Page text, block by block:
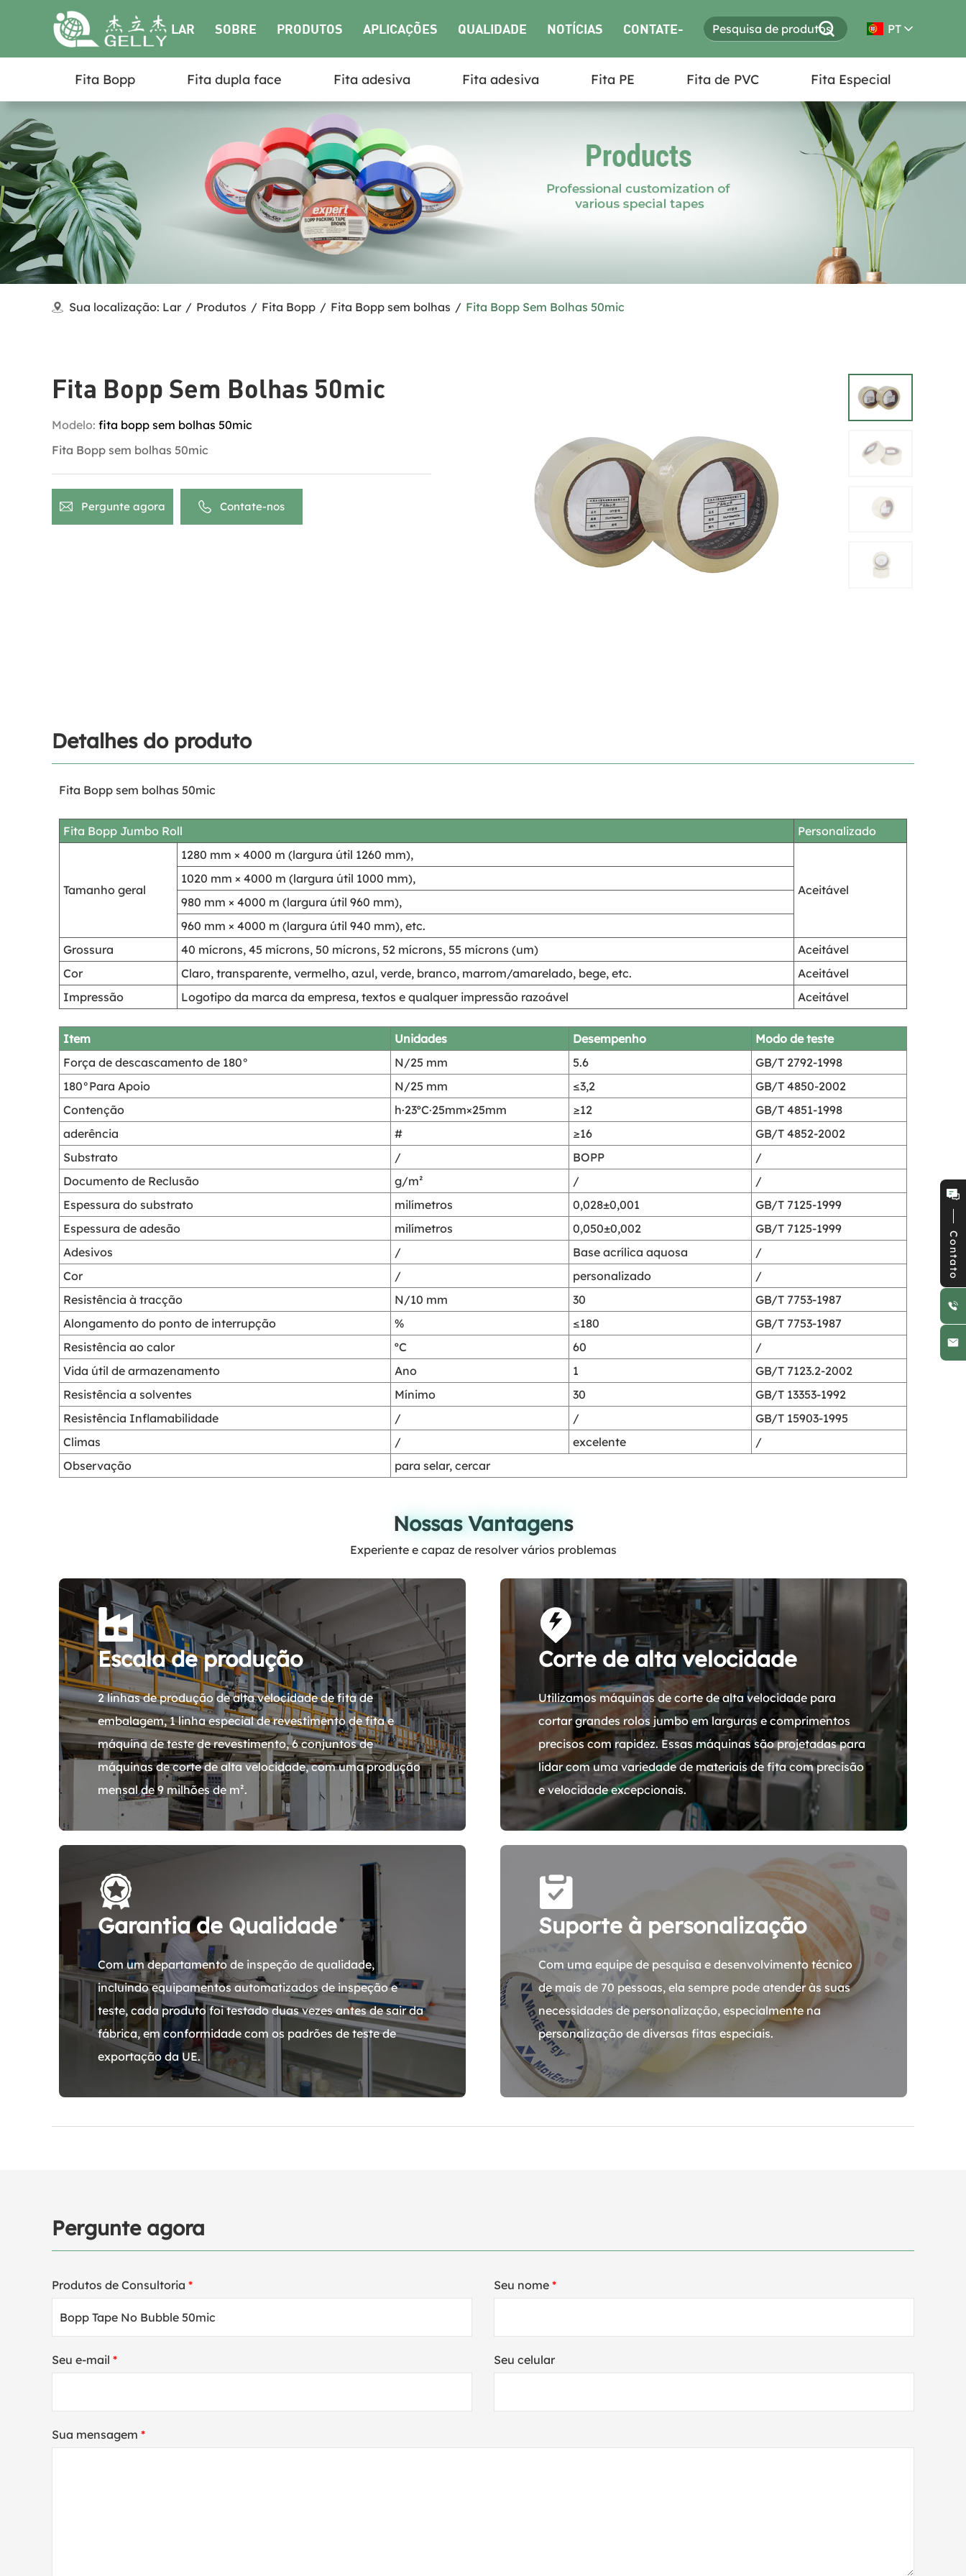
LAR SOBRE
NÓS
PRODUTOS APLICAÇÕES QUALIDADE NOTÍCIAS CONTATE-
NOS
PT
Fita Bopp Fita dupla face Fita adesiva Fita adesiva Fita PE Fita de PVC Fita Especial
Sua localização: Lar / Produtos / Fita Bopp / Fita Bopp sem bolhas / Fita Bopp Sem Bolhas 50mic
Fita Bopp Sem Bolhas 50mic
Modelo: fita bopp sem bolhas 50mic
Fita Bopp sem bolhas 50mic
Pergunte agora Contate-nos
Detalhes do produto
Fita Bopp sem bolhas 50mic
Fita Bopp Jumbo Roll Personalizado
Tamanho geral
1280 mm × 4000 m (largura útil 1260 mm),
Aceitável
1020 mm × 4000 m (largura útil 1000 mm),
980 mm × 4000 m (largura útil 960 mm),
960 mm × 4000 m (largura útil 940 mm), etc.
Grossura
40 mícrons, 45 mícrons, 50 mícrons, 52 mícrons, 55 mícrons (um)
Aceitável
Cor
Claro, transparente, vermelho, azul, verde, branco, marrom/amarelado, bege, etc.
Aceitável
Impressão
Logotipo da marca da empresa, textos e qualquer impressão razoável Aceitável
Item Unidades Desempenho
Modo de teste
Força de descascamento de 180°
N/25 mm 5.6
GB/T 2792-1998
180°Para Apoio
N/25 mm ≤3,2
GB/T 4850-2002
Contenção
h·23ºC·25mm×25mm ≥12
GB/T 4851-1998
aderência
# ≥16
GB/T 4852-2002
Substrato
/ BOPP
/
Documento de Reclusão
g/m² /
/
Espessura do substrato
milímetros 0,028±0,001
GB/T 7125-1999
Espessura de adesão
milímetros 0,050±0,002
GB/T 7125-1999
Adesivos
/ Base acrílica aquosa
/
Cor
/ personalizado
/
Resistência à tracção
N/10 mm 30
GB/T 7753-1987
Alongamento do ponto de interrupção
% ≤180
GB/T 7753-1987
Resistência ao calor
ºC 60
/
Vida útil de armazenamento
Ano 1
GB/T 7123.2-2002
Resistência a solventes
Mínimo 30
GB/T 13353-1992
Resistência Inflamabilidade
/ /
GB/T 15903-1995
Climas
/ excelente
/
Observação
para selar, cercar
Nossas Vantagens
Nossas Vantagens
Experiente e capaz de resolver vários problemas
Escala de produção
2 linhas de produção de alta velocidade de fita de
embalagem, 1 linha especial de revestimento de fita e
máquina de teste de revestimento, 6 conjuntos de
máquinas de corte de alta velocidade, com uma produção
mensal de 9 milhões de m².
Corte de alta velocidade
Utilizamos máquinas de corte de alta velocidade para
cortar grandes rolos jumbo em larguras e comprimentos
precisos com rapidez. Essas máquinas são projetadas para
lidar com uma variedade de materiais de fita com precisão
e velocidade excepcionais.
Garantia de Qualidade
Com um departamento de inspeção de qualidade,
incluindo equipamentos automatizados de inspeção e
teste, cada produto foi testado duas vezes antes de sair da
fábrica, em conformidade com os padrões de teste de
exportação da UE.
Suporte à personalização
Com uma equipe de pesquisa e desenvolvimento técnico
de mais de 70 pessoas, ela sempre pode atender às suas
necessidades de personalização, especialmente na
personalização de diversas fitas especiais.
Pergunte agora
Produtos de Consultoria * Seu nome *
Seu e-mail * Seu celular
Sua mensagem *
Contato